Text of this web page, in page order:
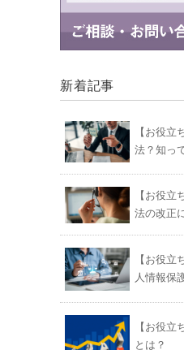
新着記事
【お役立
法？知っ
【お役立
法の改正
【お役立
人情報保
【お役立
とは？